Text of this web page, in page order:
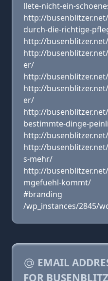
llete-nicht-ein-
http://
durch-die-richtige-
http://
http://
er/
http://
http://
er/
http://
bestimmte-dinge-
http://
http://
s-mehr/
http://
mgefuehl-kommt/
#branding
/wp_instances/2845/
EMAIL
FOR